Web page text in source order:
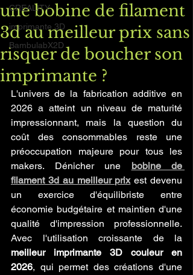
CREALITY
imprimante 3D
BambulabX2D
une bobine de filament
3d au meilleur prix sans
risquer de boucher son
imprimante ?
L'univers de la fabrication additive en
2026 a atteint un niveau de maturité
impressionnant, mais la question du
coût des consommables reste une
préoccupation majeure pour tous les
makers. Dénicher une bobine de
filament 3d au meilleur prix est devenu
un exercice d'équilibriste entre
économie budgétaire et maintien d'une
qualité d'impression professionnelle.
meilleur imprimante 3D couleur en
2026, qui permet des créations d'une